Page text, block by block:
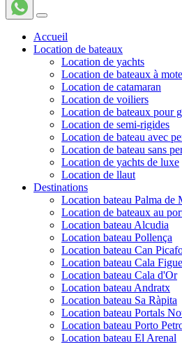
Accueil
Location de bateaux
Location de yachts
Location de bateaux à
Location de catamaran
Location de voiliers
Location de bateaux pour
Location de semi-rigides
Location de bateau avec
Location de bateau sans
Location de yachts de luxe
Location de llaut
Destinations
Location bateau Palma de
Location de bateaux au
Location bateau Alcudia
Location bateau Pollença
Location bateau Can
Location bateau Cala
Location bateau Cala d'Or
Location bateau Andratx
Location bateau Sa Ràpita
Location bateau Portals
Location bateau Porto
Location bateau El Arenal